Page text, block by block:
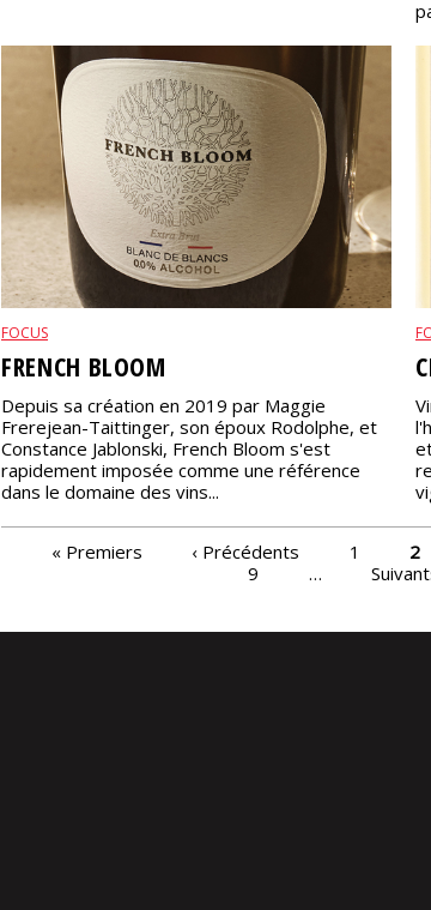
FOCUS
FRENCH BLOOM
Depuis sa création en 2019 par Maggie
Frerejean-Taittinger, son époux Rodolphe, et
Constance Jablonski, French Bloom s'est
rapidement imposée comme une référence
dans le domaine des vins...
PAGES« Premiers ‹ Précédents 1 2
9
…